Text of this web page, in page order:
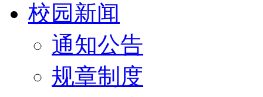
校园新闻
通知公告
规章制度